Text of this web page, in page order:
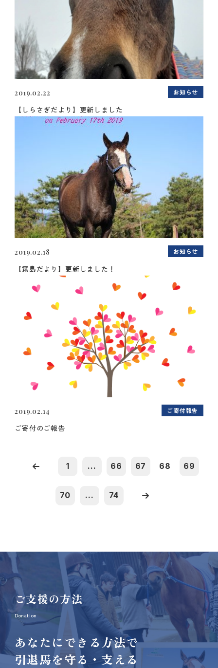
2019.02.22 お知らせ
【しらさぎだより】更新しました
2019.02.18 お知らせ
【霧島だより】更新しました！
2019.02.14 ご寄付報告
ご寄付のご報告
1 ... 66 67 68 69
70 ... 74
ご支援の方法
Donation
あなたにできる方法で
引退馬を守る・支える